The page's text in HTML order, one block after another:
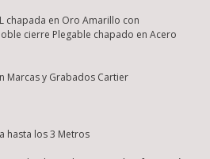
chapada en Oro Amarillo con
cierre Plegable chapado en Acero
Marcas y Grabados Cartier
hasta los 3 Metros